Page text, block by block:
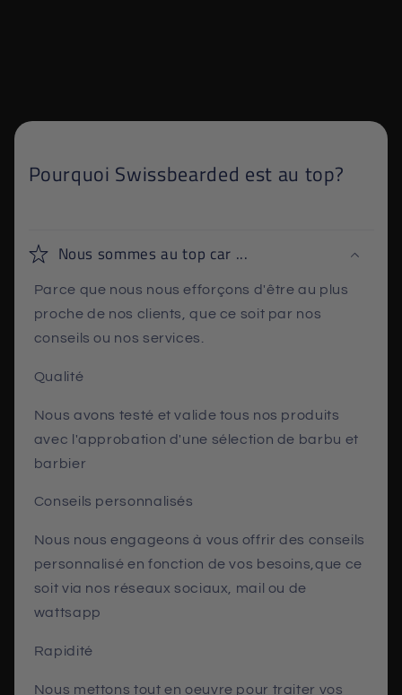
Pourquoi Swissbearded est au top?
Nous sommes au top car ...
Parce que nous nous efforçons d'être au plus
proche de nos clients, que ce soit par nos
conseils ou nos services.
Qualité
Nous avons testé et valide tous nos produits
avec l'approbation d'une sélection de barbu et
barbier
Conseils personnalisés
Nous nous engageons à vous offrir des conseils
personnalisé en fonction de vos besoins,que ce
soit via nos réseaux sociaux, mail ou de
wattsapp
Rapidité
Nous mettons tout en oeuvre pour traiter vos